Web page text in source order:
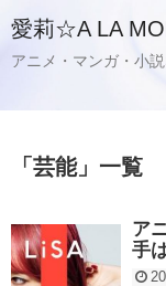
愛莉☆A LA
アニメ・マンガ・小
「 芸能」 一覧
ア
手